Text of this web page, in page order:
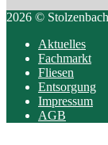
2026 ©
Aktuelles
Fachmarkt
Fliesen
Entsorgung
Impressum
AGB